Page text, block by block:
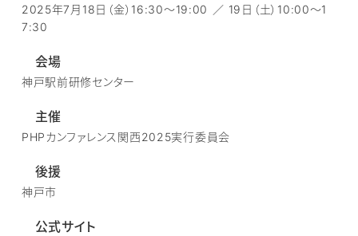
2025年7月18日（金）16:30～19:00 ／ 19日（土）10:00～1
7:30
会場
神戸駅前研修センター
主催
PHPカンファレンス関西2025実行委員会
後援
神戸市
公式サイト